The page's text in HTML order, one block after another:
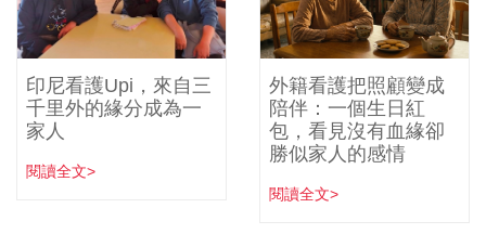
印尼看護Upi，來自三
千里外的緣分成為一
家人
閱讀全文>
外籍看護把照顧變成
陪伴：一個生日紅
包，看見沒有血緣卻
勝似家人的感情
閱讀全文>